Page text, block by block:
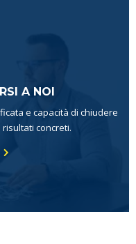
A NOI
e capacità di chiudere
concreti.